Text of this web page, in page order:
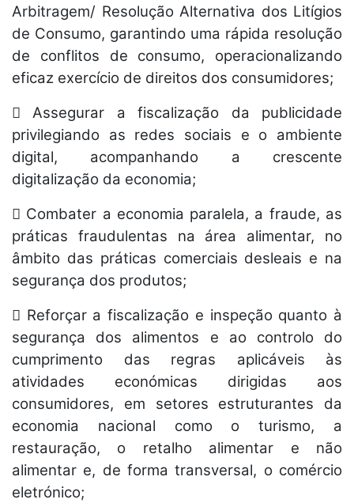
Arbitragem/ Resolução Alternativa dos Litígios
de Consumo, garantindo uma rápida resolução
de conflitos de consumo, operacionalizando
eficaz exercício de direitos dos consumidores;
 Assegurar a fiscalização da publicidade
privilegiando as redes sociais e o ambiente
digital, acompanhando a crescente
digitalização da economia;
 Combater a economia paralela, a fraude, as
práticas fraudulentas na área alimentar, no
âmbito das práticas comerciais desleais e na
segurança dos produtos;
 Reforçar a fiscalização e inspeção quanto à
segurança dos alimentos e ao controlo do
cumprimento das regras aplicáveis às
atividades económicas dirigidas aos
consumidores, em setores estruturantes da
economia nacional como o turismo, a
restauração, o retalho alimentar e não
alimentar e, de forma transversal, o comércio
eletrónico;